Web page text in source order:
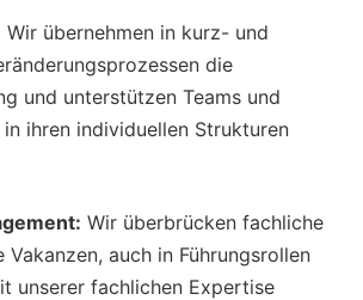
Wir übernehmen in kurz- und
die
und unterstützen Teams und
ihren individuellen Strukturen
Wir überbrücken fachliche
Vakanzen, auch in Führungsrollen
unserer fachlichen Expertise